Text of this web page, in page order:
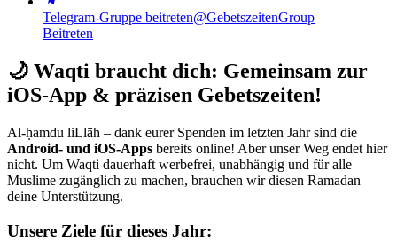
Telegram-Gruppe beitreten@GebetszeitenGroup
Beitreten
🌙 Waqti braucht dich: Gemeinsam zur
iOS-App & präzisen Gebetszeiten!
Al-ḥamdu liLlāh – dank eurer Spenden im letzten Jahr sind die
Android- und iOS-Apps bereits online! Aber unser Weg endet hier
nicht. Um Waqti dauerhaft werbefrei, unabhängig und für alle
Muslime zugänglich zu machen, brauchen wir diesen Ramadan
deine Unterstützung.
Unsere Ziele für dieses Jahr: